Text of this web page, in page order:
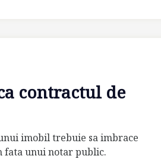
contractul de
imobil trebuie sa imbrace
fata unui notar public.